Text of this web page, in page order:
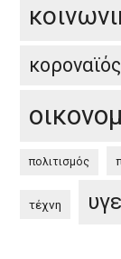
κοροναϊός
πολιτισμός
τέχνη